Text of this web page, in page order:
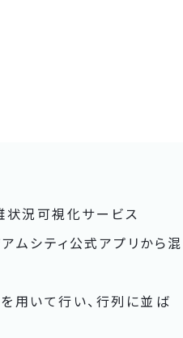
状況可視化サービス
ムシティ公式アプリから混
用いて行い、行列に並ば